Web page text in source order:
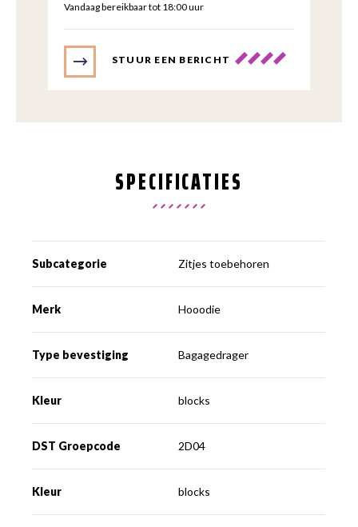
Vandaag bereikbaar tot 18:00 uur
STUUR EEN BERICHT
SPECIFICATIES
Subcategorie Zitjes toebehoren
Merk Hooodie
Type bevestiging Bagagedrager
Kleur blocks
DST Groepcode 2D04
Kleur blocks